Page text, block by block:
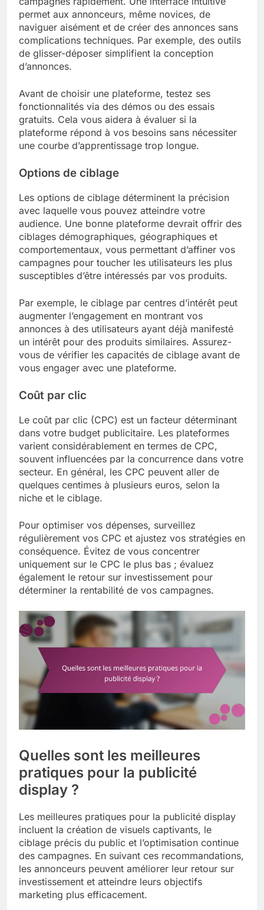
permet aux annonceurs, même novices, de
naviguer aisément et de créer des annonces sans
complications techniques. Par exemple, des outils
de glisser-déposer simplifient la conception
d’annonces.
Avant de choisir une plateforme, testez ses
fonctionnalités via des démos ou des essais
gratuits. Cela vous aidera à évaluer si la
plateforme répond à vos besoins sans nécessiter
une courbe d’apprentissage trop longue.
Options de ciblage
Les options de ciblage déterminent la précision
avec laquelle vous pouvez atteindre votre
audience. Une bonne plateforme devrait offrir des
ciblages démographiques, géographiques et
comportementaux, vous permettant d’affiner vos
campagnes pour toucher les utilisateurs les plus
susceptibles d’être intéressés par vos produits.
Par exemple, le ciblage par centres d’intérêt peut
augmenter l’engagement en montrant vos
annonces à des utilisateurs ayant déjà manifesté
un intérêt pour des produits similaires. Assurez-
vous de vérifier les capacités de ciblage avant de
vous engager avec une plateforme.
Coût par clic
Le coût par clic (CPC) est un facteur déterminant
dans votre budget publicitaire. Les plateformes
varient considérablement en termes de CPC,
souvent influencées par la concurrence dans votre
secteur. En général, les CPC peuvent aller de
quelques centimes à plusieurs euros, selon la
niche et le ciblage.
Pour optimiser vos dépenses, surveillez
régulièrement vos CPC et ajustez vos stratégies en
conséquence. Évitez de vous concentrer
uniquement sur le CPC le plus bas ; évaluez
également le retour sur investissement pour
déterminer la rentabilité de vos campagnes.
Quelles sont les meilleures
pratiques pour la publicité
display ?
Les meilleures pratiques pour la publicité display
incluent la création de visuels captivants, le
ciblage précis du public et l’optimisation continue
des campagnes. En suivant ces recommandations,
les annonceurs peuvent améliorer leur retour sur
investissement et atteindre leurs objectifs
marketing plus efficacement.